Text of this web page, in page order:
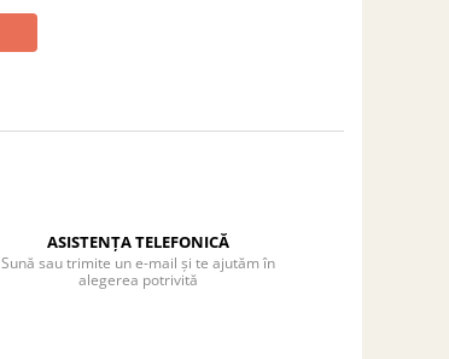
ASISTENȚA TELEFONICĂ
Sună sau trimite un e-mail și te ajutăm în
alegerea potrivită